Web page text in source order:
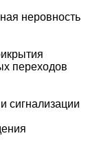
неровность
переходов
сигнализации